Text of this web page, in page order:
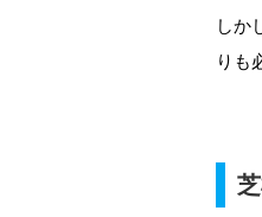
しか
りも